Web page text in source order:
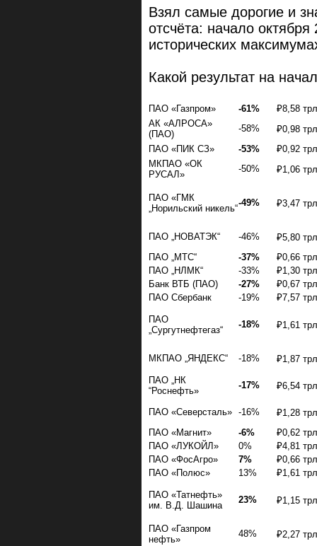
Взял самые дорогие и
отсчёта: начало
исторических
Какой результат на
ПАО «Газпром» -61%
₽8,58
АК «АЛРОСА»
(ПАО)
-58%
₽0,98
ПАО «ПИК СЗ»
-53%
₽0,92
МКПАО «ОК
РУСАЛ»
-50% ₽1,06
ПАО «ГМК
„Норильский никель“
-49% ₽3,47
ПАО „НОВАТЭК“ -46%
₽5,80
ПАО „МТС“
-37%
₽0,66
ПАО „НЛМК“
-33%
₽1,30
Банк ВТБ (ПАО)
-27%
₽0,67
ПАО Сбербанк
-19% ₽7,57
ПАО
„Сургутнефтегаз“
-18% ₽1,61
МКПАО „ЯНДЕКС“ -18%
₽1,87
ПАО „НК
“Роснефть»
-17% ₽6,54
ПАО «Северсталь» -16%
₽1,28
ПАО «Магнит»
-6%
₽0,62
ПАО «ЛУКОЙЛ»
0%
₽4,81
ПАО «ФосАгро»
7%
₽0,66
ПАО «Полюс»
13% ₽1,61
ПАО «Татнефть»
им. В.Д. Шашина
23% ₽1,15
ПАО «Газпром
нефть»
48%
₽2,27